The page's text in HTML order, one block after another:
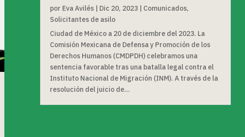
por Eva Avilés| Dic 20, 2023| Comunicados,
Solicitantes de asilo
Ciudad de México a 20 de diciembre del 2023. La
Comisión Mexicana de Defensa y Promoción de los
Derechos Humanos (CMDPDH) celebramos una
sentencia favorable tras una batalla legal contra el
Instituto Nacional de Migración (INM). A través de la
resolución del juicio de...